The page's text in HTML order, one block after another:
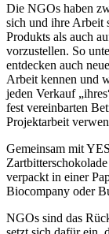
Die NGOs haben
sich und ihre Arbeit
Produkts als auch
vorzustellen. So
entdecken auch
Arbeit kennen und
jeden Verkauf
fest vereinbarten
Projektarbeit
Gemeinsam mit
verpackt in einer
Biocompany oder
NGOs sind das